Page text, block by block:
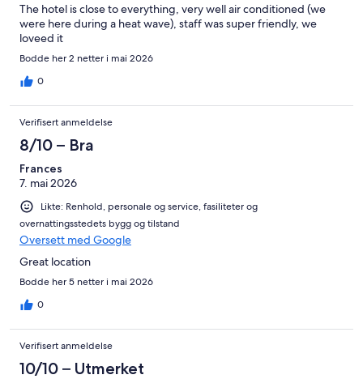
The hotel is close to everything, very well air conditioned (we
were here during a heat wave), staff was super friendly, we
loveed it
Bodde her 2 netter i mai 2026
0
Verifisert anmeldelse
8/10 – Bra
Frances
7. mai 2026
Likte: Renhold, personale og service, fasiliteter og
overnattingsstedets bygg og tilstand
Oversett med Google
Great location
Bodde her 5 netter i mai 2026
0
Verifisert anmeldelse
10/10 – Utmerket